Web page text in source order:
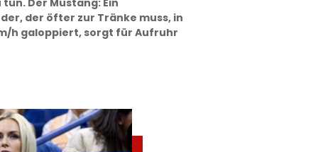
Der Mustang: Ein
der öfter zur Tränke muss, in
h galoppiert, sorgt für Aufruhr